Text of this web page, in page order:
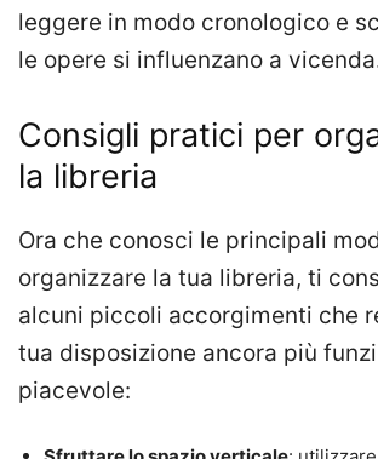
leggere in modo cronologico e
le opere si influenzano a
Consigli pratici per
la libreria
Ora che conosci le principali
organizzare la tua libreria, ti
alcuni piccoli accorgimenti che
tua disposizione ancora più
piacevole: